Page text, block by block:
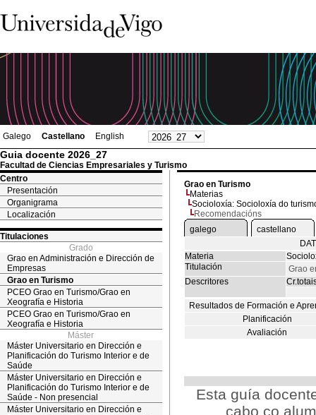
Galego Castellano English
Guia docente 2026_27
Facultad de Ciencias Empresariales y Turismo
Centro
Presentación
Organigrama
Localización
Titulaciones
Grado
Grao en Administración e Dirección de
Empresas
Grao en Turismo
PCEO Grao en Turismo/Grao en
Xeografía e Historia
PCEO Grao en Turismo/Grao en
Xeografía e Historia
Máster
Máster Universitario en Dirección e
Planificación do Turismo Interior e de
Saúde
Máster Universitario en Dirección e
Planificación do Turismo Interior e de
Saúde - Non presencial
Máster Universitario en Dirección e
Grao en Turismo
Materias
Socioloxía: Socioloxía do
Recomendacións
galego
castellano
Materia
Titulación
Grao
Descritores
Resultados de Formación e
Planificación
Avaliación
Esta guía
cabo co